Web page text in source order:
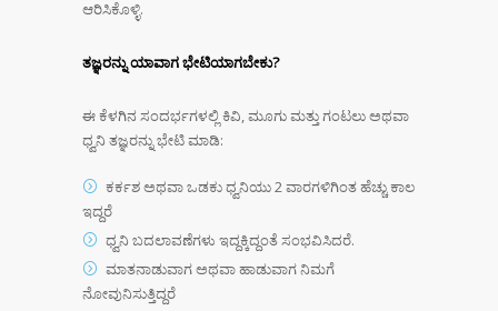
ಆರಿಸಿಕೊಳ್ಳಿ.
ತಜ್ಞರನ್ನು ಯಾವಾಗ ಭೇಟಿಯಾಗಬೇಕು?
ಈ ಕೆಳಗಿನ ಸಂದರ್ಭಗಳಲ್ಲಿ ಕಿವಿ, ಮೂಗು ಮತ್ತು ಗಂಟಲು ಅಥವಾ
ಧ್ವನಿ ತಜ್ಞರನ್ನು ಭೇಟಿ ಮಾಡಿ:
ಕರ್ಕಶ ಅಥವಾ ಒಡಕು ಧ್ವನಿಯು 2 ವಾರಗಳಿಗಿಂತ ಹೆಚ್ಚು ಕಾಲ
ಇದ್ದರೆ
ಧ್ವನಿ ಬದಲಾವಣೆಗಳು ಇದ್ದಕ್ಕಿದ್ದಂತೆ ಸಂಭವಿಸಿದರೆ.
ಮಾತನಾಡುವಾಗ ಅಥವಾ ಹಾಡುವಾಗ ನಿಮಗೆ
ನೋವುನಿಸುತ್ತಿದ್ದರೆ